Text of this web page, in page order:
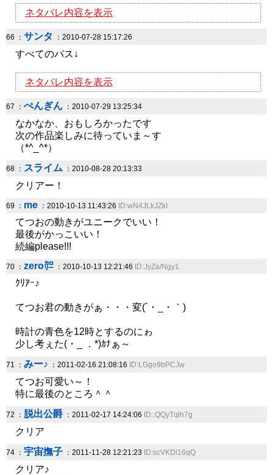
ネタバレ内容を表示
66 ： サンタ ：2010-07-28 15:17:26
すべてのパス↓
ネタバレ内容を表示
67 ： ぺんぎん ：2010-07-29 13:25:34
なかなか、おもしろかったです
次の作品楽しみに待っていま～す
（*^_^*）
68 ： スライム ：2010-08-28 20:13:33
クリアー！
69 ： me ：2010-10-13 11:43:26 ID:wN4JLkJZkI
てつおの動きがユニークでいい！
最後がかっこいい！
続編please!!!
70 ： zero㌍ ：2010-10-13 12:21:46 ID:JyZa/Ngy1.
ｸﾘｱｰ♪
てつお君の動きがぁ・・・変(´・_・｀)
時計の青色を12時とするのにゎ
少し考ぇた(・_ ．*)ｶﾅぁ～
71 ： みー♪ ：2011-02-16 21:08:16 ID:LGgo9bPCJw
てつお可愛い～！
特に最後のところ＾＾
72 ： 脱出公爵 ：2011-02-17 14:24:06 ID:.QQyTqih7g
クリア
74 ： 宇宙撫子 ：2011-11-28 12:21:23 ID:scVKDl16qQ
クリア♪